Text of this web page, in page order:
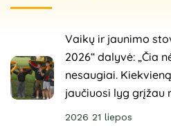
Vaikų ir jaunimo
2026“ dalyvė: „Čia
nesaugiai.
jaučiuosi lyg grįžau
2026 21 liepos